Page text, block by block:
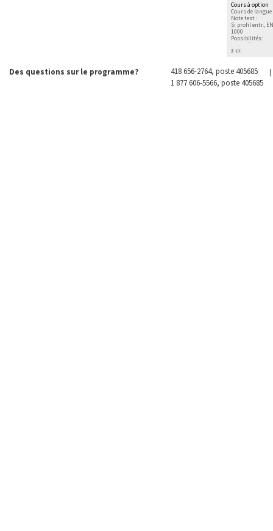
Cours à option
Cours de langue
Note test :
Si profil entr.,
1000
Possibilités:
2e année - Aut,
3 cr.
Des questions sur le programme?
418 656-2764, poste 405685
1 877 606-5566, poste 405685
|